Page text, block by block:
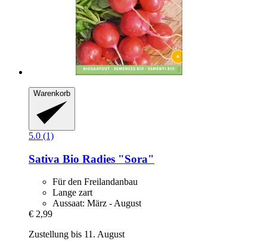
Warenkorb
5.0 (1)
Sativa Bio Radies "Sora"
Für den Freilandanbau
Lange zart
Aussaat: März - August
€ 2,99
Zustellung bis 11. August